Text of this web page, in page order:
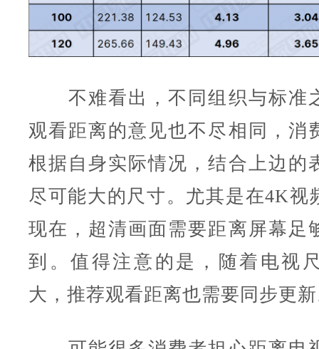
不难看出，不同组织与标准
观看距离的意见也不尽相同，消
根据自身实际情况，结合上边的
尽可能大的尺寸。尤其是在4K视
现在，超清画面需要距离屏幕足
到。值得注意的是，随着电视
大，推荐观看距离也需要同步更